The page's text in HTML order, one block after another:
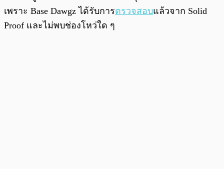
เพราะ Base Dawgz ได้รับการตรวจสอบแล้วจาก Solid
Proof และไม่พบช่องโหว่ใด ๆ